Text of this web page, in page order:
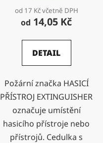
od 17 Kč včetně DPH
od 14,05 Kč
DETAIL
Požární značka HASICÍ
PŘÍSTROJ EXTINGUISHER
označuje umístění
hasicího přístroje nebo
přístrojů. Cedulka s